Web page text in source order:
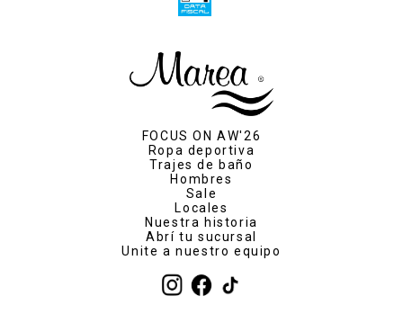
FOCUS ON AW'26
Ropa deportiva
Trajes de baño
Hombres
Sale
Locales
Nuestra historia
Abrí tu sucursal
Unite a nuestro equipo